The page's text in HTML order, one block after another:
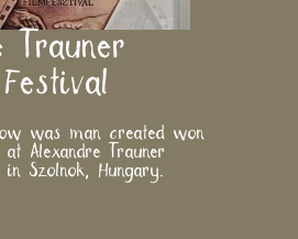
Trauner
was man created won
at Alexandre Trauner
in Szolnok, Hungary.